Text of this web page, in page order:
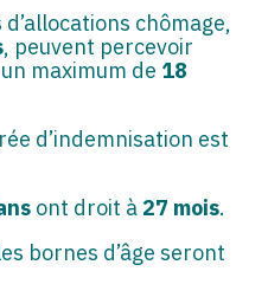
chômage,
, peuvent percevoir
maximum de 18
d’indemnisation est
ont droit à 27 mois.
bornes d’âge seront